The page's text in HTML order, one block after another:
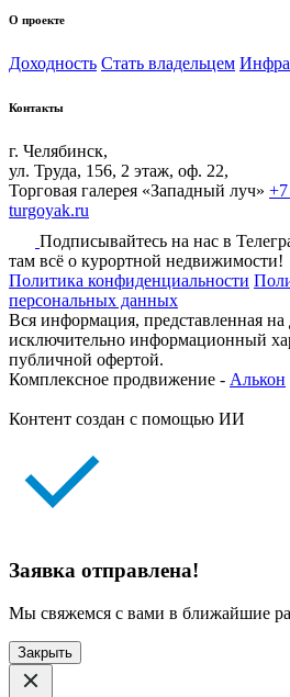
О проекте
Доходность Стать владельцем
Контакты
г. Челябинск,
ул. Труда, 156, 2 этаж, оф. 22,
Торговая галерея «Западный луч»
turgoyak.ru
Подписывайтесь на нас в
там всё о курортной недвижимости!
Политика конфиденциальности
персональных данных
Вся информация, представленная на
исключительно информационный
публичной офертой.
Комплексное продвижение - Алькон
Контент создан с помощью ИИ
Заявка отправлена!
Мы свяжемся с вами в ближайшие
Закрыть